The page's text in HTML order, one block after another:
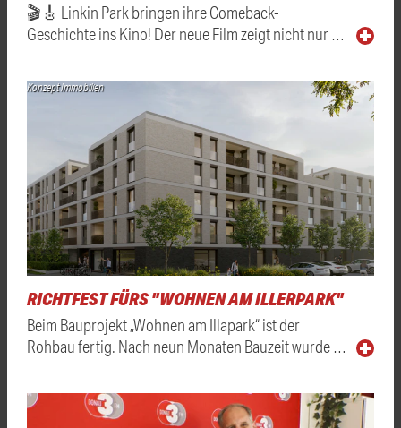
🎬🎸 Linkin Park bringen ihre Comeback-
Geschichte ins Kino! Der neue Film zeigt nicht nur …
Konzept Immobilien
RICHTFEST FÜRS "WOHNEN AM ILLERPARK"
Beim Bauprojekt „Wohnen am Illapark“ ist der
Rohbau fertig. Nach neun Monaten Bauzeit wurde …